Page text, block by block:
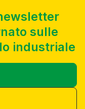
sulle
industriale